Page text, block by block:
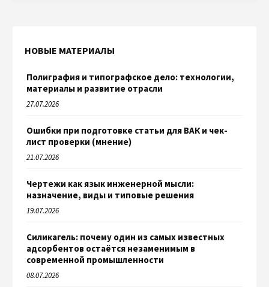
НОВЫЕ МАТЕРИАЛЫ
Полиграфия и типографское дело: технологии,
материалы и развитие отрасли
27.07.2026
Ошибки при подготовке статьи для ВАК и чек-
лист проверки (мнение)
21.07.2026
Чертежи как язык инженерной мысли:
назначение, виды и типовые решения
19.07.2026
Силикагель: почему один из самых известных
адсорбентов остаётся незаменимым в
современной промышленности
08.07.2026